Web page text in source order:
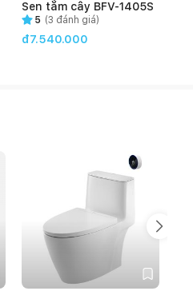
Sen tắm cây BFV-1405S
5 (3 đánh giá)
đ7.540.000